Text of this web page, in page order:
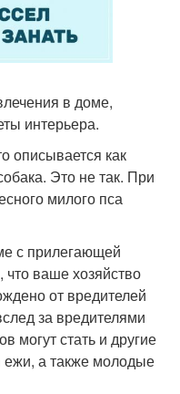
в доме,
интерьера.
описывается как
Это не так. При
милого пса
с прилегающей
что ваше хозяйство
от вредителей
за вредителями
могут стать и другие
а также молодые